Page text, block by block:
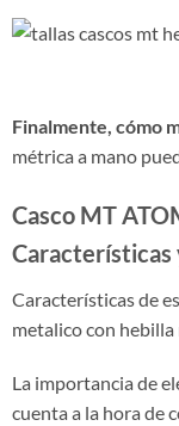
Finalmente, cómo
métrica a mano
Casco MT
Características
Características de
metalico con
La importancia de
cuenta a la hora de